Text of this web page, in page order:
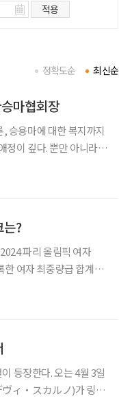
적용
최신순
정확도순
마협회장
승용마에 대한 복지까지
정이 깊다. 뿐만 아니라
는?
파리 올림픽 여자
여자 최중량급 합계
등장한다. 오는 4월 3일
ヴィ・スカルノ)가 링에